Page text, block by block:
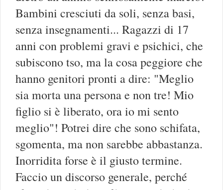
Bambini cresciuti da soli, senza basi,
senza insegnamenti... Ragazzi di 17
anni con problemi gravi e psichici, che
subiscono tso, ma la cosa peggiore che
hanno genitori pronti a dire: "Meglio
sia morta una persona e non tre! Mio
figlio si è liberato, ora io mi sento
meglio"! Potrei dire che sono schifata,
sgomenta, ma non sarebbe abbastanza.
Inorridita forse è il giusto termine.
Faccio un discorso generale, perché